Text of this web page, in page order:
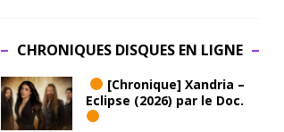
CHRONIQUES DISQUES EN LIGNE
[Chronique] Xandria –
Eclipse (2026) par le Doc.